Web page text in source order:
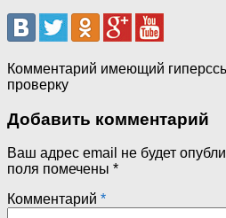
Комментарий имеющий
проверку
Добавить комментарий
Ваш адрес email не будет
поля помечены *
Комментарий *